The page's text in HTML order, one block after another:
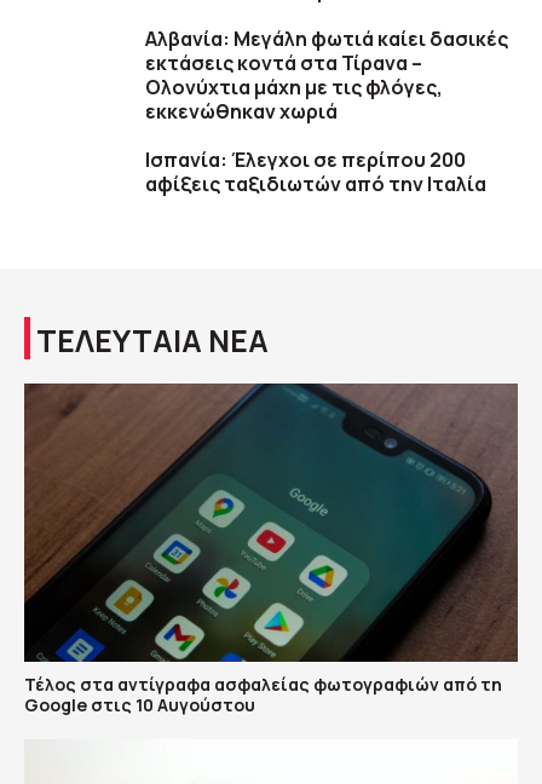
Αλβανία: Μεγάλη φωτιά καίει δασικές
εκτάσεις κοντά στα Τίρανα –
Ολονύχτια μάχη με τις φλόγες,
εκκενώθηκαν χωριά
Ισπανία: Έλεγχοι σε περίπου 200
αφίξεις ταξιδιωτών από την Ιταλία
ΤΕΛΕΥΤΑΙΑ ΝΕΑ
Τέλος στα αντίγραφα ασφαλείας φωτογραφιών από τη
Google στις 10 Αυγούστου